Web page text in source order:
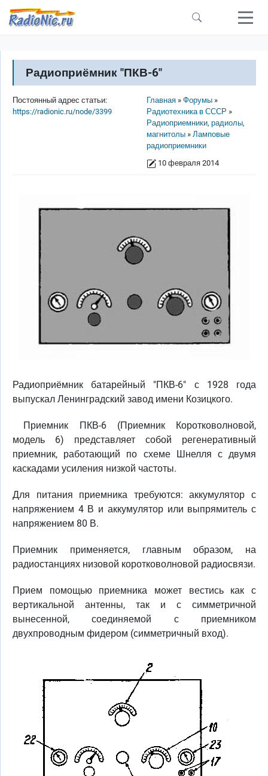
Перейти к основному содержанию
Радиоприёмник "ПКВ-6"
Строка навигации
Главная
Форумы
Радиотехника в СССР
Радиоприемники, радиолы,
магнитолы
Ламповые
радиоприемники
10 февраля 2014
Постоянный адрес статьи:
https://radionic.ru/node/3399
Радиоприёмник батарейный "ПКВ-6" с 1928 года
выпускал Ленинградский завод имени Козицкого.
Приемник ПКВ-6 (Приемник Коротковолновой,
модель 6) представляет собой регенеративный
приемник, работающий по схеме Шнелля с двумя
каскадами усиления низкой частоты.
Для питания приемника требуются: аккумулятор с
напряжением 4 В и аккумулятор или выпрямитель с
напряжением 80 В.
Приемник применяется, главным образом, на
радиостанциях низовой коротковолновой радиосвязи.
Прием помощью приемника может вестись как с
вертикальной антенны, так и с симметричной
вынесенной, соединяемой с приемником
двухпроводным фидером (симметричный вход).